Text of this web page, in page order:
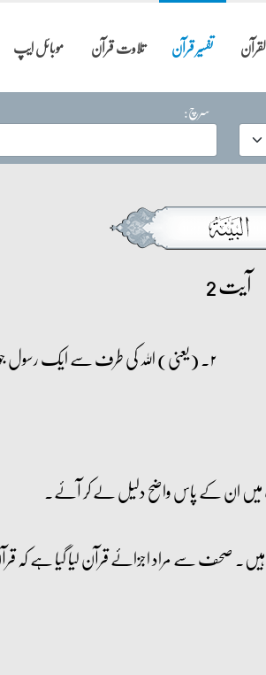
تفسیر قرآن تلاوت قرآن موبائل ایپ
سرچ:
آیت 2
۲۔ (یعنی) اللہ کی طرف سے ایک رسول جو انہیں پاک صحیفے پڑھ کر سنائے۔
میں ان کے پاس واضح دلیل لے کر آئے۔
صحف سے مراد اجزائے قرآن لیا گیا ہے کہ